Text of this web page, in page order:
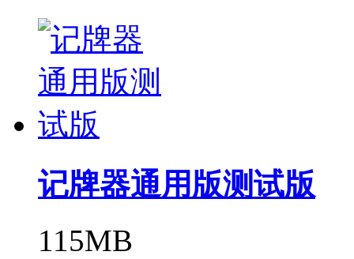
记牌器通用版测试版
115MB